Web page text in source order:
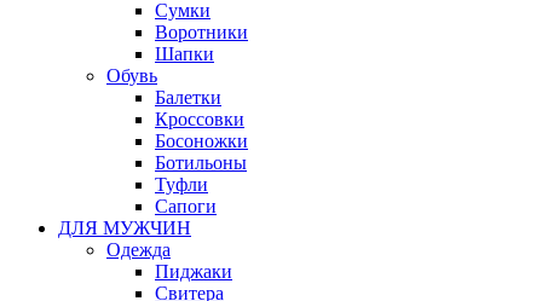
Сумки
Воротники
Шапки
Обувь
Балетки
Кроссовки
Босоножки
Ботильоны
Туфли
Сапоги
ДЛЯ МУЖЧИН
Одежда
Пиджаки
Свитера